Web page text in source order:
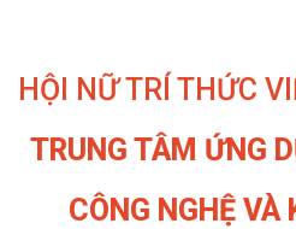
nội
dungHỘI NỮ TRÍ THỨC
TRUNG TÂM ỨNG
CÔNG NGHỆ VÀ